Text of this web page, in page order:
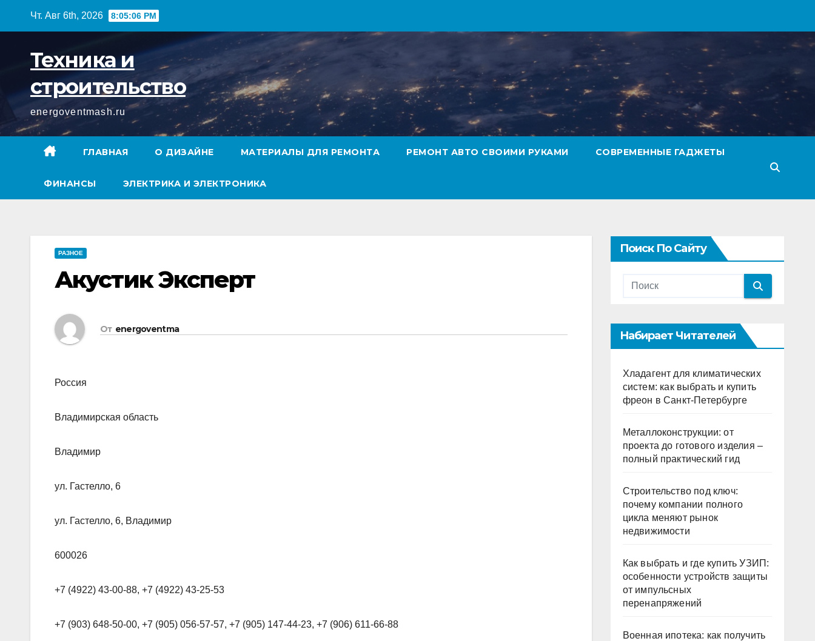
Чт. Авг 6th, 2026 8:05:08 PM
Техника и
строительство
energoventmash.ru
ГЛАВНАЯ О ДИЗАЙНЕ МАТЕРИАЛЫ ДЛЯ РЕМОНТА РЕМОНТ АВТО СВОИМИ РУКАМИ СОВРЕМЕННЫЕ ГАДЖЕТЫ
ФИНАНСЫ ЭЛЕКТРИКА И ЭЛЕКТРОНИКА
РАЗНОЕ
Акустик Эксперт
От energoventma
Россия
Владимирская область
Владимир
ул. Гастелло, 6
ул. Гастелло, 6, Владимир
600026
+7 (4922) 43-00-88, +7 (4922) 43-25-53
+7 (903) 648-50-00, +7 (905) 056-57-57, +7 (905) 147-44-23, +7 (906) 611-66-88
Поиск По Сайту
Набирает Читателей
Хладагент для климатических
систем: как выбрать и купить
фреон в Санкт-Петербурге
Металлоконструкции: от
проекта до готового изделия –
полный практический гид
Строительство под ключ:
почему компании полного
цикла меняют рынок
недвижимости
Как выбрать и где купить УЗИП:
особенности устройств защиты
от импульсных
перенапряжений
Военная ипотека: как получить